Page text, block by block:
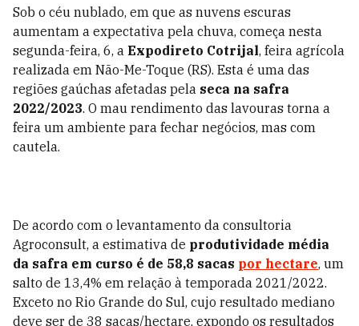
Sob o céu nublado, em que as nuvens escuras
aumentam a expectativa pela chuva, começa nesta
segunda-feira, 6, a Expodireto Cotrijal, feira agrícola
realizada em Não-Me-Toque (RS). Esta é uma das
regiões gaúchas afetadas pela seca na safra
2022/2023. O mau rendimento das lavouras torna a
feira um ambiente para fechar negócios, mas com
cautela.
De acordo com o levantamento da consultoria
Agroconsult, a estimativa de produtividade média
da safra em curso é de 58,8 sacas por hectare, um
salto de 13,4% em relação à temporada 2021/2022.
Exceto no Rio Grande do Sul, cujo resultado mediano
deve ser de 38 sacas/hectare, expondo os resultados